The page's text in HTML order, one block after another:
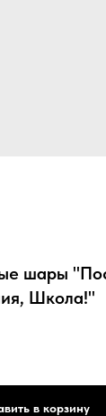
шары
Школа!"
в корзину